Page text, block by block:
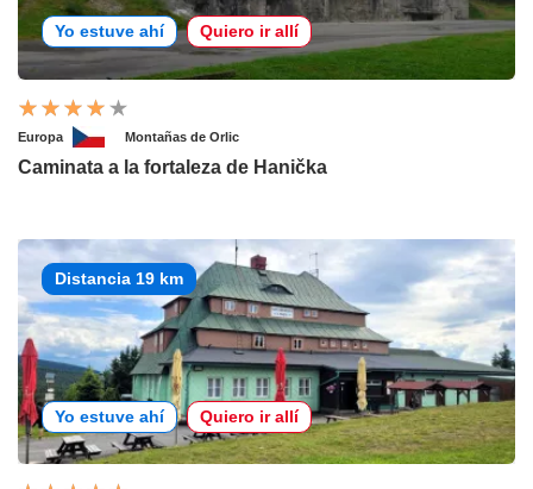
Yo estuve ahí Quiero ir allí
Europa Montañas de Orlic
Caminata a la fortaleza de Hanička
Distancia 19 km
Yo estuve ahí Quiero ir allí